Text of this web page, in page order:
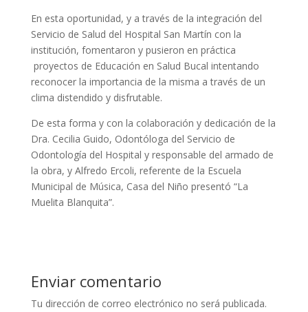
En esta oportunidad, y a través de la integración del
Servicio de Salud del Hospital San Martín con la
institución, fomentaron y pusieron en práctica
proyectos de Educación en Salud Bucal intentando
reconocer la importancia de la misma a través de un
clima distendido y disfrutable.
De esta forma y con la colaboración y dedicación de la
Dra. Cecilia Guido, Odontóloga del Servicio de
Odontología del Hospital y responsable del armado de
la obra, y Alfredo Ercoli, referente de la Escuela
Municipal de Música, Casa del Niño presentó “La
Muelita Blanquita”.
Enviar comentario
Tu dirección de correo electrónico no será publicada.